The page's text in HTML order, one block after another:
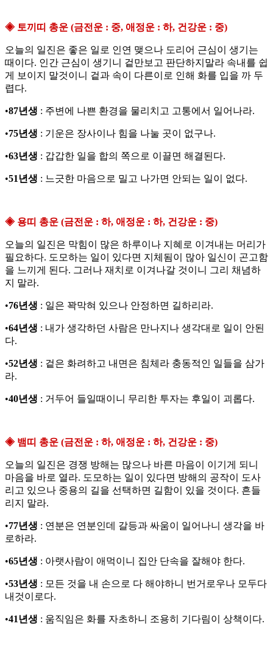
◈ 토끼띠 총운 (금전운 : 중, 애정운 : 하, 건강운 : 중)
오늘의 일진은 좋은 일로 인연 맺으나 도리어 근심이 생기는
때이다. 인간 근심이 생기니 겉만보고 판단하지말라 속내를 쉽
게 보이지 말것이니 겉과 속이 다른이로 인해 화를 입을 까 두
렵다.
•87년생 : 주변에 나쁜 환경을 물리치고 고통에서 일어나라.
•75년생 : 기운은 장사이나 힘을 나눌 곳이 없구나.
•63년생 : 갑갑한 일을 합의 쪽으로 이끌면 해결된다.
•51년생 : 느긋한 마음으로 밀고 나가면 안되는 일이 없다.
◈ 용띠 총운 (금전운 : 하, 애정운 : 하, 건강운 : 중)
오늘의 일진은 막힘이 많은 하루이나 지혜로 이겨내는 머리가
필요하다. 도모하는 일이 있다면 지체됨이 많아 일신이 곤고함
을 느끼게 된다. 그러나 재치로 이겨나갈 것이니 그리 채념하
지 말라.
•76년생 : 일은 꽉막혀 있으나 안정하면 길하리라.
•64년생 : 내가 생각하던 사람은 만나지나 생각대로 일이 안된
다.
•52년생 : 겉은 화려하고 내면은 침체라 충동적인 일들을 삼가
라.
•40년생 : 거두어 들일때이니 무리한 투자는 후일이 괴롭다.
◈ 뱀띠 총운 (금전운 : 하, 애정운 : 하, 건강운 : 중)
오늘의 일진은 경쟁 방해는 많으나 바른 마음이 이기게 되니
마음을 바로 열라. 도모하는 일이 있다면 방해의 공작이 도사
리고 있으나 중용의 길을 선택하면 길함이 있을 것이다. 흔들
리지 말라.
•77년생 : 연분은 연분인데 갈등과 싸움이 일어나니 생각을 바
로하라.
•65년생 : 아랫사람이 애먹이니 집안 단속을 잘해야 한다.
•53년생 : 모든 것을 내 손으로 다 해야하니 번거로우나 모두다
내것이로다.
•41년생 : 움직임은 화를 자초하니 조용히 기다림이 상책이다.